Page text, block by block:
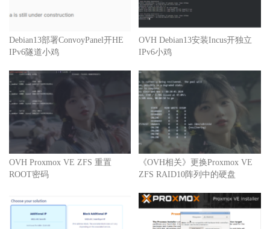
Debian13部署ConvoyPanel开HE
IPv6隧道小鸡
OVH Debian13安装Incus开独立
IPv6小鸡
OVH Proxmox VE ZFS 重置
ROOT密码
《OVH相关》更换Proxmox VE
ZFS RAID10阵列中的硬盘